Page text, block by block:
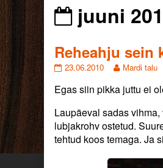
Posts
from
juuni
Reheahju sein
Reheahju
köögis.
on
23.06.2010
Read
posts
by
the
author
of
Reheahju
Mardi talu
Egas siin pikka juttu ei
Laupäeval sadas
lubjakrohv ostetud.
tehtud koos temaga. Ja